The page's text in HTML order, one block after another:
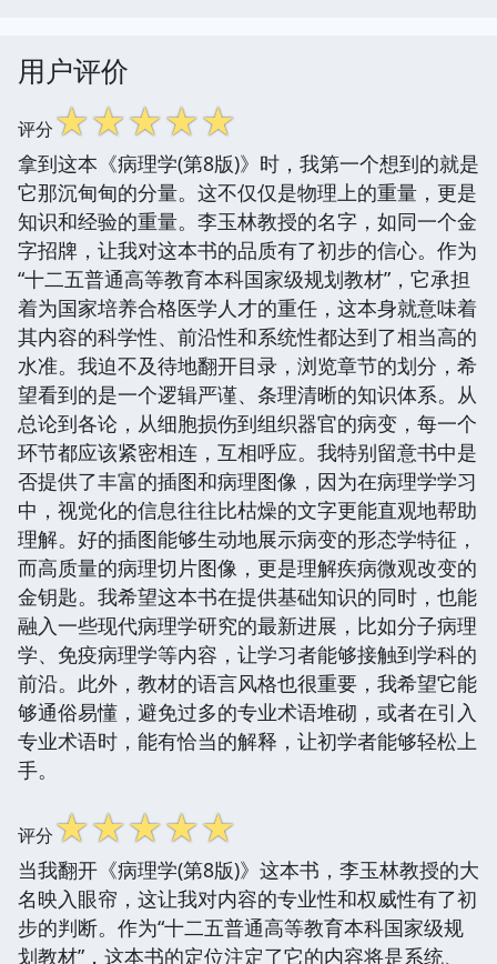
用户评价
评分☆☆☆☆☆
拿到这本《病理学(第8版)》时，我第一个想到的就是
它那沉甸甸的分量。这不仅仅是物理上的重量，更是
知识和经验的重量。李玉林教授的名字，如同一个金
字招牌，让我对这本书的品质有了初步的信心。作为
“十二五普通高等教育本科国家级规划教材”，它承担
着为国家培养合格医学人才的重任，这本身就意味着
其内容的科学性、前沿性和系统性都达到了相当高的
水准。我迫不及待地翻开目录，浏览章节的划分，希
望看到的是一个逻辑严谨、条理清晰的知识体系。从
总论到各论，从细胞损伤到组织器官的病变，每一个
环节都应该紧密相连，互相呼应。我特别留意书中是
否提供了丰富的插图和病理图像，因为在病理学学习
中，视觉化的信息往往比枯燥的文字更能直观地帮助
理解。好的插图能够生动地展示病变的形态学特征，
而高质量的病理切片图像，更是理解疾病微观改变的
金钥匙。我希望这本书在提供基础知识的同时，也能
融入一些现代病理学研究的最新进展，比如分子病理
学、免疫病理学等内容，让学习者能够接触到学科的
前沿。此外，教材的语言风格也很重要，我希望它能
够通俗易懂，避免过多的专业术语堆砌，或者在引入
专业术语时，能有恰当的解释，让初学者能够轻松上
手。
评分☆☆☆☆☆
当我翻开《病理学(第8版)》这本书，李玉林教授的大
名映入眼帘，这让我对内容的专业性和权威性有了初
步的判断。作为“十二五普通高等教育本科国家级规
划教材”，这本书的定位注定了它的内容将是系统、